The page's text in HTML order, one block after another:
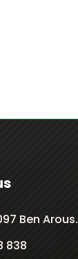
Ben Arous.
838